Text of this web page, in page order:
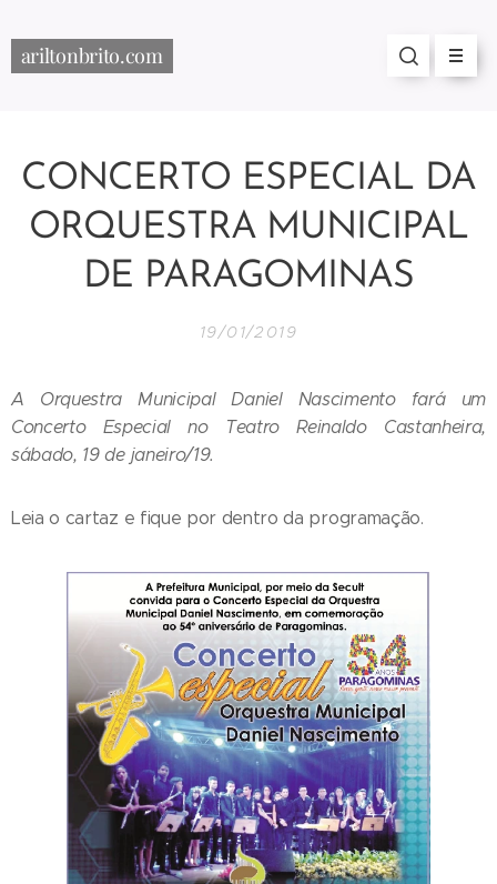
ariltonbrito.com
CONCERTO ESPECIAL DA
ORQUESTRA MUNICIPAL
DE PARAGOMINAS
19/01/2019
A Orquestra Municipal Daniel Nascimento fará um
Concerto Especial no Teatro Reinaldo Castanheira,
sábado, 19 de janeiro/19.
Leia o cartaz e fique por dentro da programação.